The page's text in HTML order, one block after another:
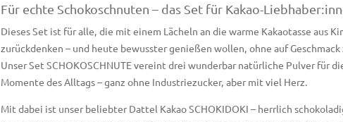
Für echte Schokoschnuten – das Set für Kakao-
Dieses Set ist für alle, die mit einem Lächeln an die warme Kakaotasse aus
zurückdenken – und heute bewusster genießen wollen, ohne auf Geschmack
Unser Set SCHOKOSCHNUTE vereint drei wunderbar natürliche Pulver für
Momente des Alltags – ganz ohne Industriezucker, aber mit viel Herz.
Mit dabei ist unser beliebter Dattel Kakao SCHOKIDOKI – herrlich